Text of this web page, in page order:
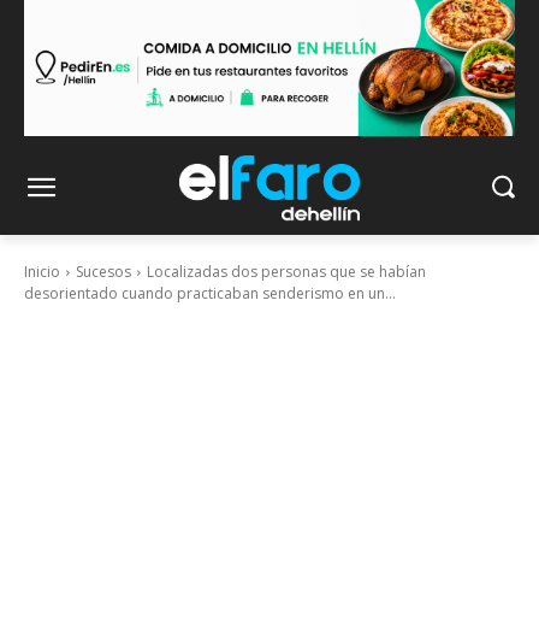
Inicio Sucesos
Localizadas dos personas que se habían
desorientado cuando practicaban senderismo en un...